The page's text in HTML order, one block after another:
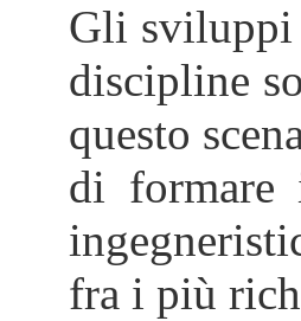
Gli sviluppi
discipline
questo
di formare
fra i più